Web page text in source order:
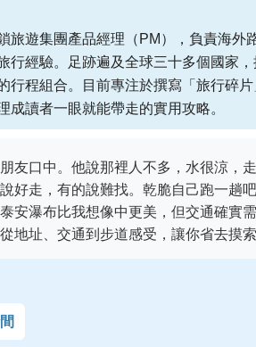
旅遊集團產品經理（PM），負責海外
行經驗。足跡遍及全球三十多個國家
行程組合。目前專注於撰寫「旅行碎
成讀者一眼就能帶走的實用攻略。
友口中。他說那裡人不多，水很涼，
好走，有的說難找。乾脆自己跑一趟
安瀑布比我想像中更美，但交通確實
地址、交通到步道感受，讓你省去摸索